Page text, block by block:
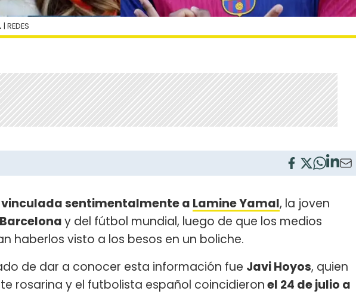
| REDES
vinculada sentimentalmente a Lamine Yamal, la joven
y del fútbol mundial, luego de que los medios
haberlos visto a los besos en un boliche.
de dar a conocer esta información fue Javi Hoyos, quien
rosarina y el futbolista español coincidieronel 24 de julio a